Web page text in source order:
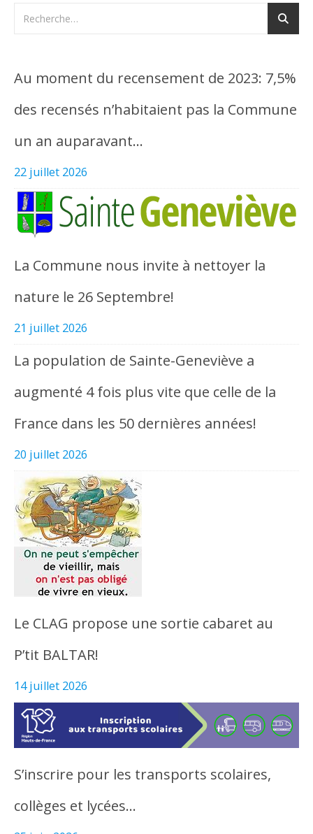
Au moment du recensement de 2023: 7,5%
des recensés n’habitaient pas la Commune
un an auparavant…
22 juillet 2026
La Commune nous invite à nettoyer la
nature le 26 Septembre!
21 juillet 2026
La population de Sainte-Geneviève a
augmenté 4 fois plus vite que celle de la
France dans les 50 dernières années!
20 juillet 2026
Le CLAG propose une sortie cabaret au
P’tit BALTAR!
14 juillet 2026
S’inscrire pour les transports scolaires,
collèges et lycées…